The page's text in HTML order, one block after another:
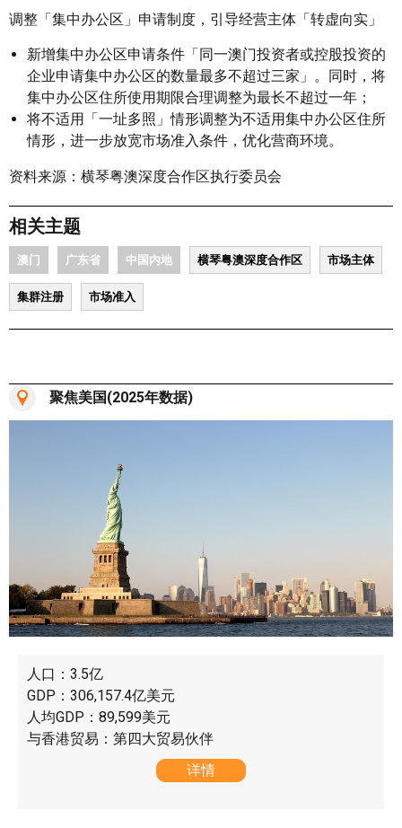
调整「集中办公区」申请制度，引导经营主体「转虚向实」
新增集中办公区申请条件「同一澳门投资者或控股投资的
企业申请集中办公区的数量最多不超过三家」。同时，将
集中办公区住所使用期限合理调整为最长不超过一年；
将不适用「一址多照」情形调整为不适用集中办公区住所
情形，进一步放宽市场准入条件，优化营商环境。
资料来源：横琴粤澳深度合作区执行委员会
相关主题
澳门 广东省 中国内地 横琴粤澳深度合作区 市场主体
集群注册 市场准入
聚焦美国(2025年数据)
人口：3.5亿
GDP：306,157.4亿美元
人均GDP：89,599美元
与香港贸易：第四大贸易伙伴
详情